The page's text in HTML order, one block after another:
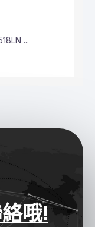
Dat ...
哦!